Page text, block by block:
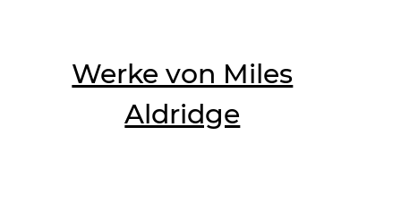
Werke von Miles
Aldridge